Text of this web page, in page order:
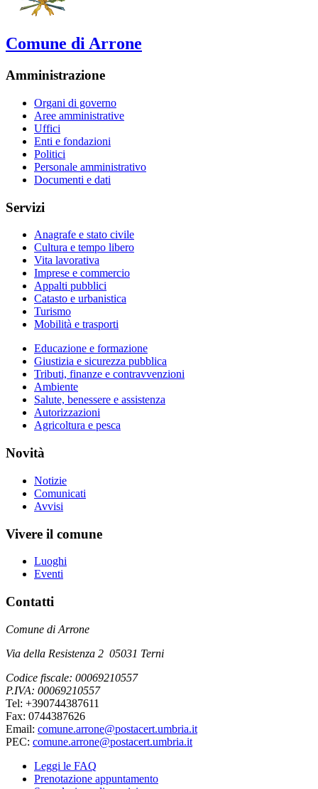
Comune di Arrone
Amministrazione
Organi di governo
Aree amministrative
Uffici
Enti e fondazioni
Politici
Personale amministrativo
Documenti e dati
Servizi
Anagrafe e stato civile
Cultura e tempo libero
Vita lavorativa
Imprese e commercio
Appalti pubblici
Catasto e urbanistica
Turismo
Mobilità e trasporti
Educazione e formazione
Giustizia e sicurezza pubblica
Tributi, finanze e contravvenzioni
Ambiente
Salute, benessere e assistenza
Autorizzazioni
Agricoltura e pesca
Novità
Notizie
Comunicati
Avvisi
Vivere il comune
Luoghi
Eventi
Contatti
Comune di Arrone
Via della Resistenza 2 05031 Terni
Codice fiscale: 00069210557
P.IVA: 00069210557
Tel: +390744387611
Fax: 0744387626
Email: comune.arrone@postacert.umbria.it
PEC: comune.arrone@postacert.umbria.it
Leggi le FAQ
Prenotazione appuntamento